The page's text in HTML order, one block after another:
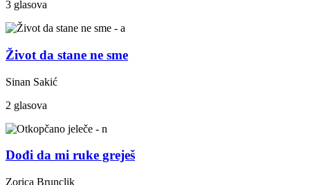
3 glasova
Život da stane ne sme
Sinan Sakić
2 glasova
Dođi da mi ruke greješ
Zorica Brunclik